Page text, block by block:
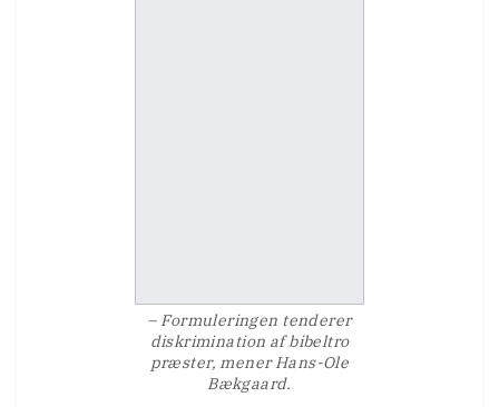
– Formuleringen tenderer
diskrimination af bibeltro
præster, mener Hans-Ole
Bækgaard.